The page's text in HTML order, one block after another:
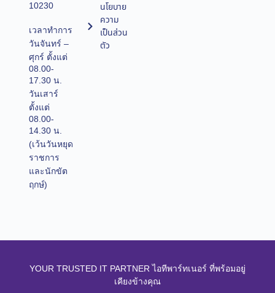
10230
เวลาทำการ
วันจันทร์ –
ศุกร์ ตั้งแต่
08.00-
17.30 น.
วันเสาร์
ตั้งแต่
08.00-
14.30 น.
(เว้นวันหยุด
ราชการ
และนักขัต
ฤกษ์)
นโยบาย
ความ
เป็นส่วน
ตัว
YOUR TRUSTED IT PARTNER ไอทีพาร์ทเนอร์ ที่พร้อมอยู่
เคียงข้างคุณ